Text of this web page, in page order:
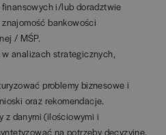
i/lub doradztwie
bankowości
/ MŚP.
analizach strategicznych,
problemy biznesowe i
oraz rekomendacje.
z danymi (ilościowymi i
na potrzeby decyzyjne.